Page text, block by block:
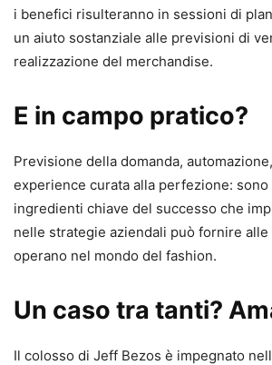
i benefici risulteranno in sessioni di
un aiuto sostanziale alle previsioni di
realizzazione del merchandise.
E in campo pratico?
Previsione della domanda,
experience curata alla perfezione:
ingredienti chiave del successo che
nelle strategie aziendali può fornire
operano nel mondo del fashion.
Un caso tra tanti?
Il colosso di Jeff Bezos è impegnato